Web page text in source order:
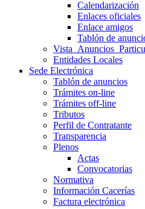
Calendarización
Enlaces oficiales
Enlace amigos
Tablón de
Entidades Locales
Sede Electrónica
Tablón de anuncios
Trámites on-line
Trámites off-line
Tributos
Perfil de Contratante
Transparencia
Plenos
Actas
Convocatorias
Normativa
Información Cacerías
Factura electrónica